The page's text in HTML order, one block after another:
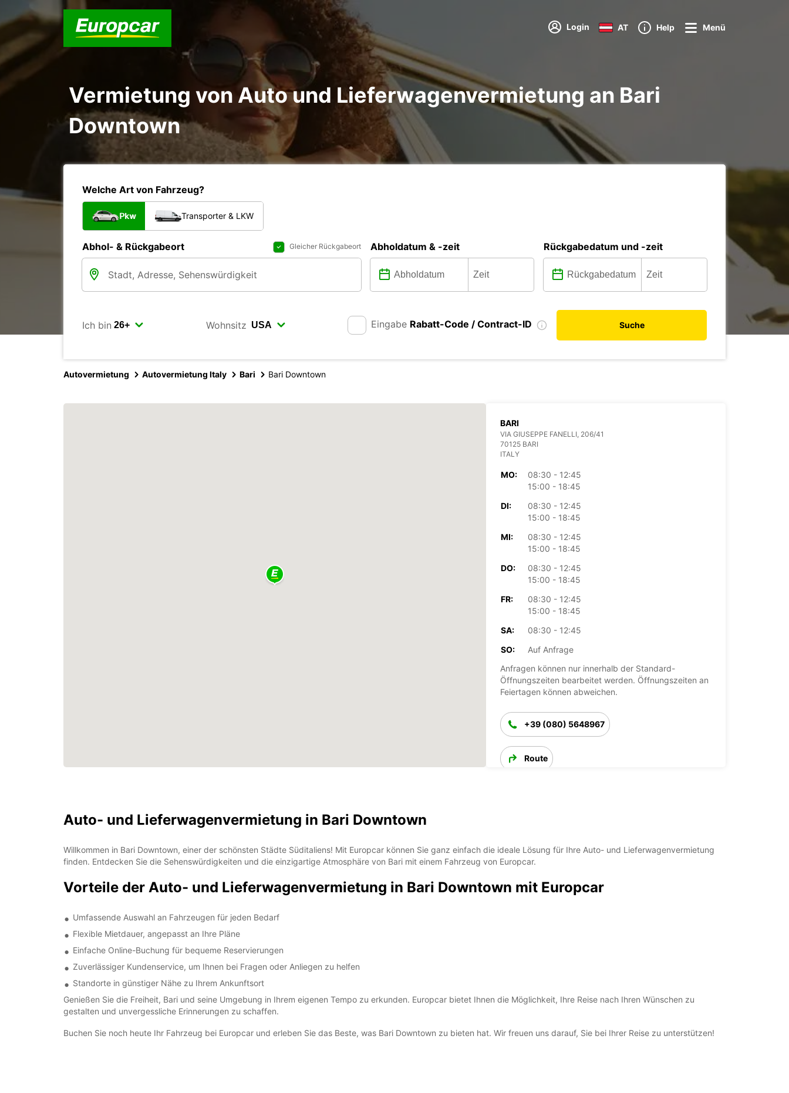
Login AT Help Menü
Vermietung von Auto und Lieferwagenvermietung an Bari
Downtown
Welche Art von Fahrzeug?
Pkw Transporter & LKW
Abhol- & Rückgabeort Gleicher Rückgabeort Abholdatum & -zeit Rückgabedatum und -zeit
Ich bin Wohnsitz Eingabe Rabatt-Code / Contract-ID Suche
Autovermietung Autovermietung Italy Bari Bari Downtown
BARI
VIA GIUSEPPE FANELLI, 206/41
70125 BARI
ITALY
MO:
08:30 - 12:45
15:00 - 18:45
DI:
08:30 - 12:45
15:00 - 18:45
MI:
08:30 - 12:45
15:00 - 18:45
DO:
08:30 - 12:45
15:00 - 18:45
FR:
08:30 - 12:45
15:00 - 18:45
SA:
08:30 - 12:45
SO:
Auf Anfrage
Anfragen können nur innerhalb der Standard-
Öffnungszeiten bearbeitet werden. Öffnungszeiten an
Feiertagen können abweichen.
+39 (080) 5648967
Route
Auto- und Lieferwagenvermietung in Bari Downtown
Willkommen in Bari Downtown, einer der schönsten Städte Süditaliens! Mit Europcar können Sie ganz einfach die ideale Lösung für Ihre Auto- und Lieferwagenvermietung
finden. Entdecken Sie die Sehenswürdigkeiten und die einzigartige Atmosphäre von Bari mit einem Fahrzeug von Europcar.
Vorteile der Auto- und Lieferwagenvermietung in Bari Downtown mit Europcar
Umfassende Auswahl an Fahrzeugen für jeden Bedarf
Flexible Mietdauer, angepasst an Ihre Pläne
Einfache Online-Buchung für bequeme Reservierungen
Zuverlässiger Kundenservice, um Ihnen bei Fragen oder Anliegen zu helfen
Standorte in günstiger Nähe zu Ihrem Ankunftsort
Genießen Sie die Freiheit, Bari und seine Umgebung in Ihrem eigenen Tempo zu erkunden. Europcar bietet Ihnen die Möglichkeit, Ihre Reise nach Ihren Wünschen zu
gestalten und unvergessliche Erinnerungen zu schaffen.
Buchen Sie noch heute Ihr Fahrzeug bei Europcar und erleben Sie das Beste, was Bari Downtown zu bieten hat. Wir freuen uns darauf, Sie bei Ihrer Reise zu unterstützen!